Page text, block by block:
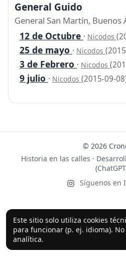
Este sitio solo utiliza cookies
para funcionar (p. ej. idioma). No
analítica.
General Guido
General San Martín, Buenos
12 de Octubre · Nicodos
25 de mayo · Nicodos
3 de Febrero · Nicodos
9 julio · Nicodos (2015-09-
© 2026
Historia en las calles ·
Síguenos en